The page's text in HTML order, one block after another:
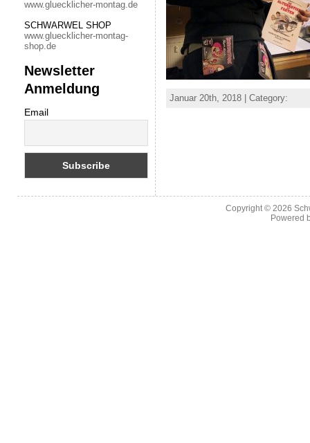
www.gluecklicher-montag.de
SCHWARWEL SHOP
www.gluecklicher-montag-
shop.de
Newsletter
Anmeldung
Email
Januar 20th, 2018 | Category:
Copyright © 2026
Powered